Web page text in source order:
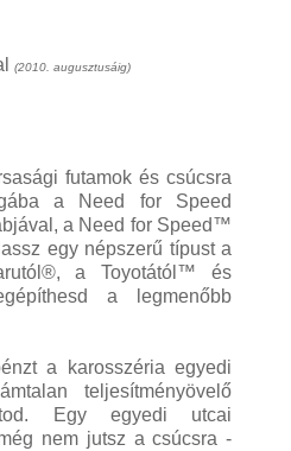
(2010. augusztusáig)
futamok és csúcsra
a Need for Speed
a Need for Speed™
egy népszerű típust a
a Toyotától™ és
a legmenőbb
a karosszéria egyedi
teljesítményövelő
Egy egyedi utcai
nem jutsz a csúcsra -